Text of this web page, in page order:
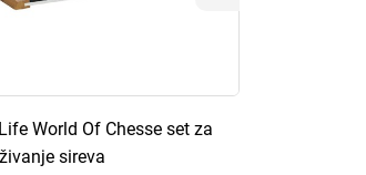
World Of Chesse set za
sireva